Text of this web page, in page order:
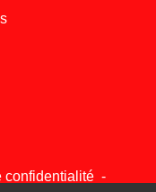
confidentialité -